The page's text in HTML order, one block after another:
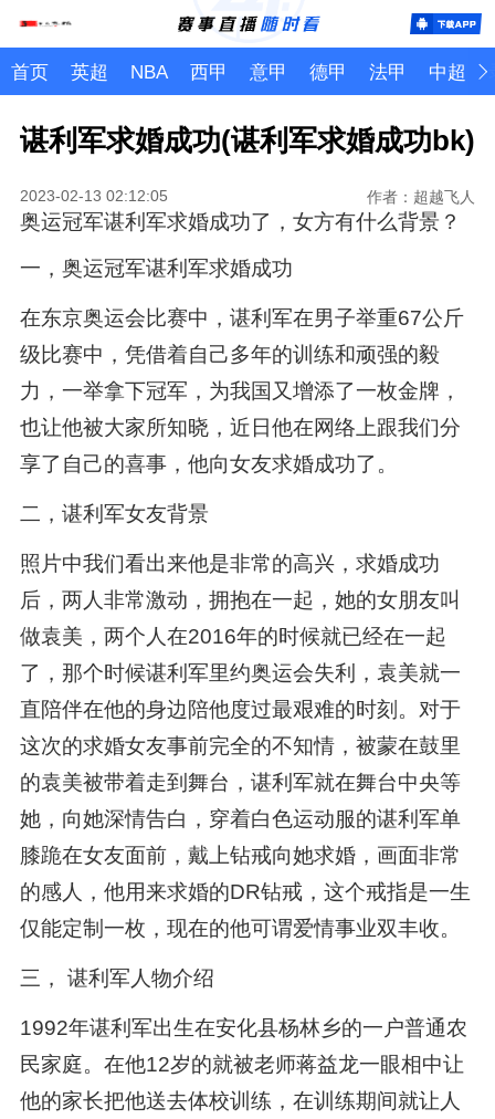
首页 英超 NBA 西甲 意甲 德甲 法甲 中超
谌利军求婚成功(谌利军求婚成功bk)
2023-02-13 02:12:05 作者：超越飞人
奥运冠军谌利军求婚成功了，女方有什么背景？
一，奥运冠军谌利军求婚成功
在东京奥运会比赛中，谌利军在男子举重67公斤
级比赛中，凭借着自己多年的训练和顽强的毅
力，一举拿下冠军，为我国又增添了一枚金牌，
也让他被大家所知晓，近日他在网络上跟我们分
享了自己的喜事，他向女友求婚成功了。
二，谌利军女友背景
照片中我们看出来他是非常的高兴，求婚成功
后，两人非常激动，拥抱在一起，她的女朋友叫
做袁美，两个人在2016年的时候就已经在一起
了，那个时候谌利军里约奥运会失利，袁美就一
直陪伴在他的身边陪他度过最艰难的时刻。对于
这次的求婚女友事前完全的不知情，被蒙在鼓里
的袁美被带着走到舞台，谌利军就在舞台中央等
她，向她深情告白，穿着白色运动服的谌利军单
膝跪在女友面前，戴上钻戒向她求婚，画面非常
的感人，他用来求婚的DR钻戒，这个戒指是一生
仅能定制一枚，现在的他可谓爱情事业双丰收。
三， 谌利军人物介绍
1992年谌利军出生在安化县杨林乡的一户普通农
民家庭。在他12岁的就被老师蒋益龙一眼相中让
他的家长把他送去体校训练，在训练期间就让人